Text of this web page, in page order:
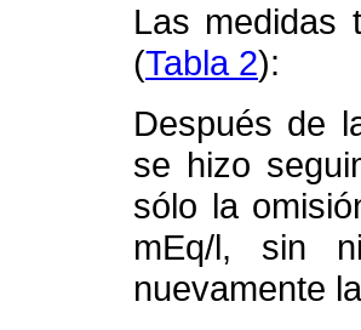
Las medidas
(Tabla 2):
Después de
se hizo
sólo la
mEq/l, sin
nuevamente